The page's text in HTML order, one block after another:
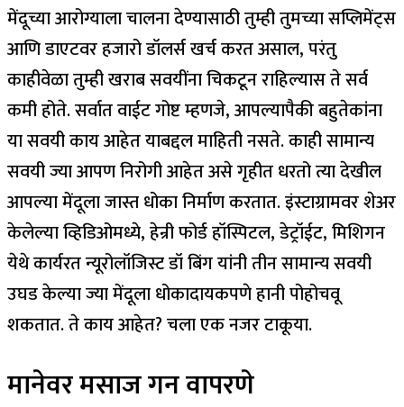
मेंदूच्या आरोग्याला चालना देण्यासाठी तुम्ही तुमच्या सप्लिमेंट्स
आणि डाएटवर हजारो डॉलर्स खर्च करत असाल, परंतु
काहीवेळा तुम्ही खराब सवयींना चिकटून राहिल्यास ते सर्व
कमी होते. सर्वात वाईट गोष्ट म्हणजे, आपल्यापैकी बहुतेकांना
या सवयी काय आहेत याबद्दल माहिती नसते.काही सामान्य
सवयी ज्या आपण निरोगी आहेत असे गृहीत धरतो त्या देखील
आपल्या मेंदूला जास्त धोका निर्माण करतात. इंस्टाग्रामवर शेअर
केलेल्या व्हिडिओमध्ये, हेन्री फोर्ड हॉस्पिटल, डेट्रॉईट, मिशिगन
येथे कार्यरत न्यूरोलॉजिस्ट डॉ बिंग यांनी तीन सामान्य सवयी
उघड केल्या ज्या मेंदूला धोकादायकपणे हानी पोहोचवू
शकतात. ते काय आहेत? चला एक नजर टाकूया.
मानेवर मसाज गन वापरणे